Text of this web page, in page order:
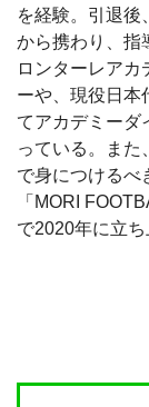
を経験。引退後
から携わり、指
ロンターレア
ーや、現役日本
てアカデミーダ
っている。また
で身につけるべ
「MORI
で2020年に立ち